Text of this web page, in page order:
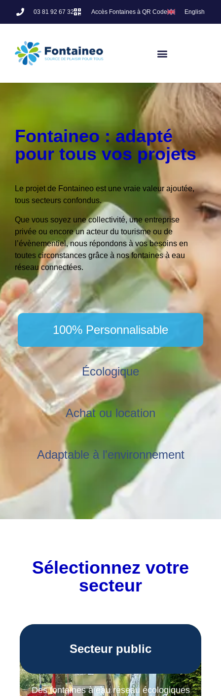
03 81 92 67 32 Accès Fontaines à QR Code English
Fontaineo : adapté
pour tous vos projets​
Le projet de Fontaineo est une vraie valeur ajoutée,
tous secteurs confondus.
Que vous soyez une collectivité, une entreprise
privée ou encore un acteur du tourisme ou de
l’évènementiel, nous répondons à vos besoins en
toutes circonstances grâce à nosfontaines à eau
réseauconnectées.
100% Personnalisable
Écologique
Achat ou location
Adaptable à l'environnement
Sélectionnez votre
secteur
Secteur public
Des fontaines à eau réseau écologiques